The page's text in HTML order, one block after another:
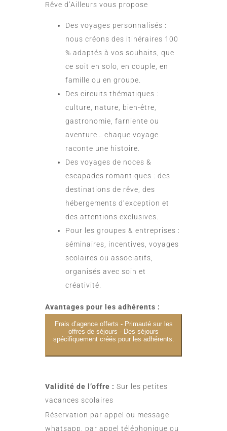
Rêve d’Ailleurs vous propose
Des voyages personnalisés :
nous créons des itinéraires 100
% adaptés à vos souhaits, que
ce soit en solo, en couple, en
famille ou en groupe.
Des circuits thématiques :
culture, nature, bien-être,
gastronomie, farniente ou
aventure… chaque voyage
raconte une histoire.
Des voyages de noces &
escapades romantiques : des
destinations de rêve, des
hébergements d’exception et
des attentions exclusives.
Pour les groupes & entreprises :
séminaires, incentives, voyages
scolaires ou associatifs,
organisés avec soin et
créativité.
Avantages pour les adhérents :
Frais d’agence offerts - Primauté sur les
offres de séjours - Des séjours
spécifiquement créés pour les adhérents.
Validité de l’offre : Sur les petites
vacances scolaires
Réservation par appel ou message
whatsapp, par appel téléphonique ou